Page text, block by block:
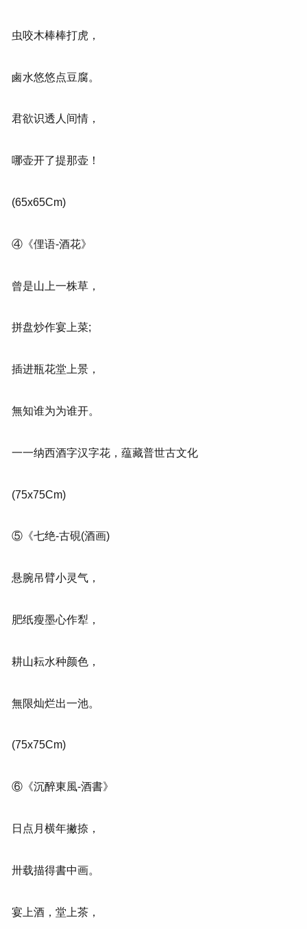
虫咬木棒棒打虎，
鹵水悠悠点豆腐。
君欲识透人间情，
哪壶开了提那壶！
(65x65Cm)
④《俚语-酒花》
曾是山上一株草，
拼盘炒作宴上菜;
插进瓶花堂上景，
無知谁为为谁开。
一一纳西酒字汉字花，蕴藏普世古文化
(75x75Cm)
⑤《七绝-古硯(酒画)
悬腕吊臂小灵气，
肥纸瘦墨心作犁，
耕山耘水种颜色，
無限灿烂出一池。
(75x75Cm)
⑥《沉醉東風-酒書》
日点月横年撇捺，
卅载描得書中画。
宴上酒，堂上茶，